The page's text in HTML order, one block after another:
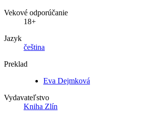
Vekové odporúčanie
18+
Jazyk
čeština
Preklad
Eva Dejmková
Vydavateľstvo
Kniha Zlín